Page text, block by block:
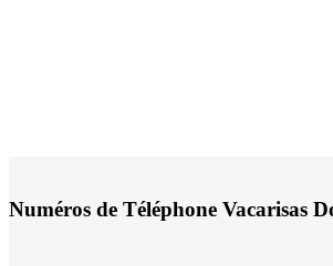
Numéros de Téléphone Vacarisas